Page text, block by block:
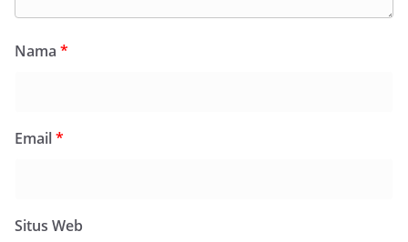
Nama *
Email*
Situs Web